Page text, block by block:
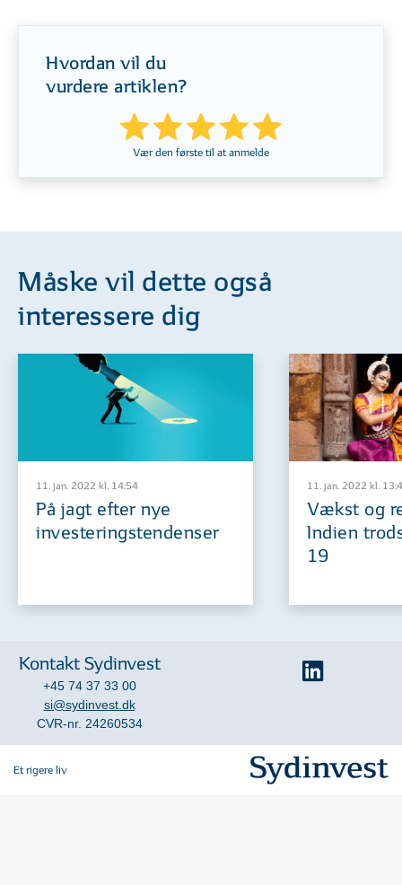
Hvordan vil du
vurdere artiklen?
Vær den første til at anmelde
Måske vil dette også
interessere dig
11. jan. 2022 kl. 14:54
På jagt efter nye
investeringstendenser
11. jan. 2022 kl.
Vækst og
Indien
19
Kontakt Sydinvest
+45 74 37 33 00
si@sydinvest.dk
CVR-nr. 24260534
Et rigere liv